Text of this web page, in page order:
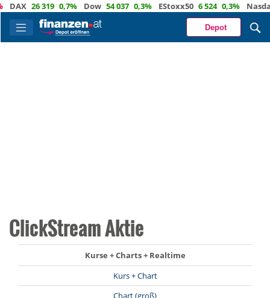
26 319 0,7% Dow 54 037 0,3% EStoxx50 6 524 0,3% Nasdaq
Depot
ClickStream Aktie
Kurse + Charts + Realtime
Kurs + Chart
Chart (groß)